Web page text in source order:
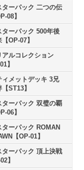
ターパック 二つの伝
08】
ターパック 500年後
OP-07】
アルコレクション
】
ィメットデッキ 3兄
ST13】
ターパック 双璧の覇
06】
ターパック ROMAN
【OP-01】
ターパック 頂上決戦
】